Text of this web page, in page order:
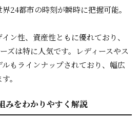
界24都市の時刻が瞬時に把握可能。
ン性、資産性ともに優れており、
ズは特に人気です。レディースやス
もラインナップされており、幅広
。
みをわかりやすく解説